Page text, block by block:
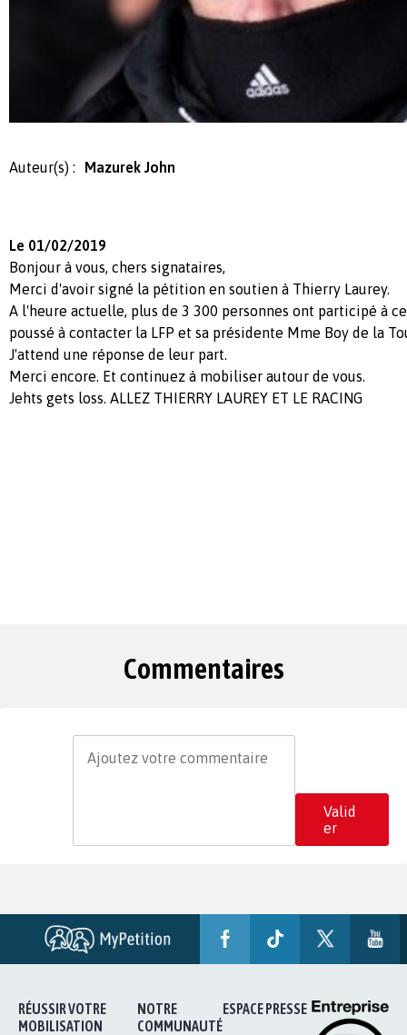
Auteur(s) : Mazurek John
Le 01/02/2019
Bonjour à vous, chers signataires,
Merci d'avoir signé la pétition en soutien à Thierry Laurey.
A l'heure actuelle, plus de 3 300 personnes ont participé à
poussé à contacter la LFP et sa présidente Mme Boy de la
J'attend une réponse de leur part.
Merci encore. Et continuez à mobiliser autour de vous.
Jehts gets loss. ALLEZ THIERRY LAUREY ET LE RACING
Commentaires
Valid
er
RÉUSSIR VOTRE
MOBILISATION
NOTRE
COMMUNAUTÉ
ESPACE PRESSE